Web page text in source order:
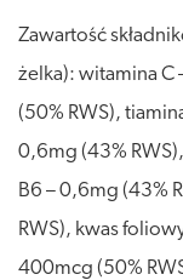
Zawartość
żelka): witamina C
(50% RWS),
0,6mg (43%
B6 – 0,6mg (43%
RWS), kwas
400mcg (50%